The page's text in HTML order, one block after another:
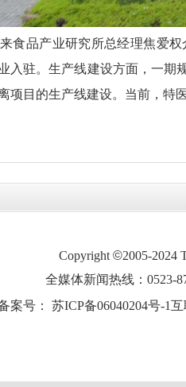
食品产业研究所总经理焦爱
入驻。生产线建设方面，一期
项目的生产线建设。当前，特
Copyright ©2005-2024
全媒体新闻热线：0523-
案号： 苏ICP备06040204号-1互